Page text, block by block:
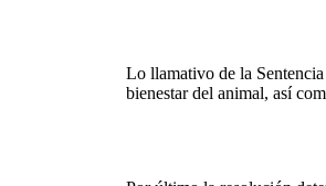
Lo llamativo de la
bienestar del animal, así